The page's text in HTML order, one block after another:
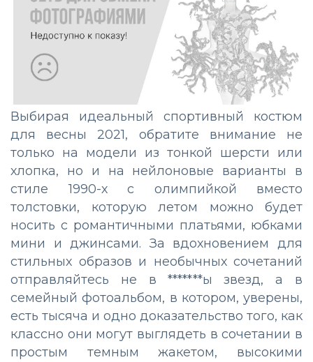
Выбирая идеальный спортивный костюм
для весны 2021, обратите внимание не
только на модели из тонкой шерсти или
хлопка, но и на нейлоновые варианты в
стиле 1990-х с олимпийкой вместо
толстовки, которую летом можно будет
носить с романтичными платьями, юбками
мини и джинсами. За вдохновением для
стильных образов и необычных сочетаний
отправляйтесь не в *******ы звезд, а в
семейный фотоальбом, в котором, уверены,
есть тысяча и одно доказательство того, как
классно они могут выглядеть в сочетании в
простым темным жакетом, высокими